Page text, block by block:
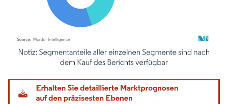
Bild © Mordor Intelligence. Wiederverwendung erfordert Namensnennung